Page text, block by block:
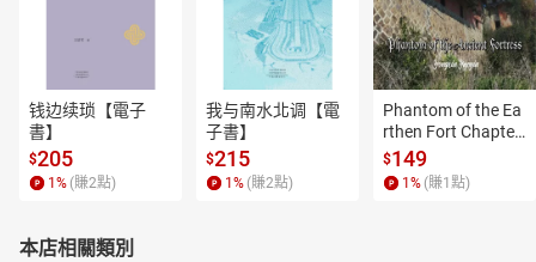
钱边续琐【電子
書】
$205
1% (賺2點)
我与南水北调【電
子書】
$215
1% (賺2點)
Phantom of the Ea
rthen Fort Chapter
4【有聲書】
$149
1% (賺1點)
本店相關類別